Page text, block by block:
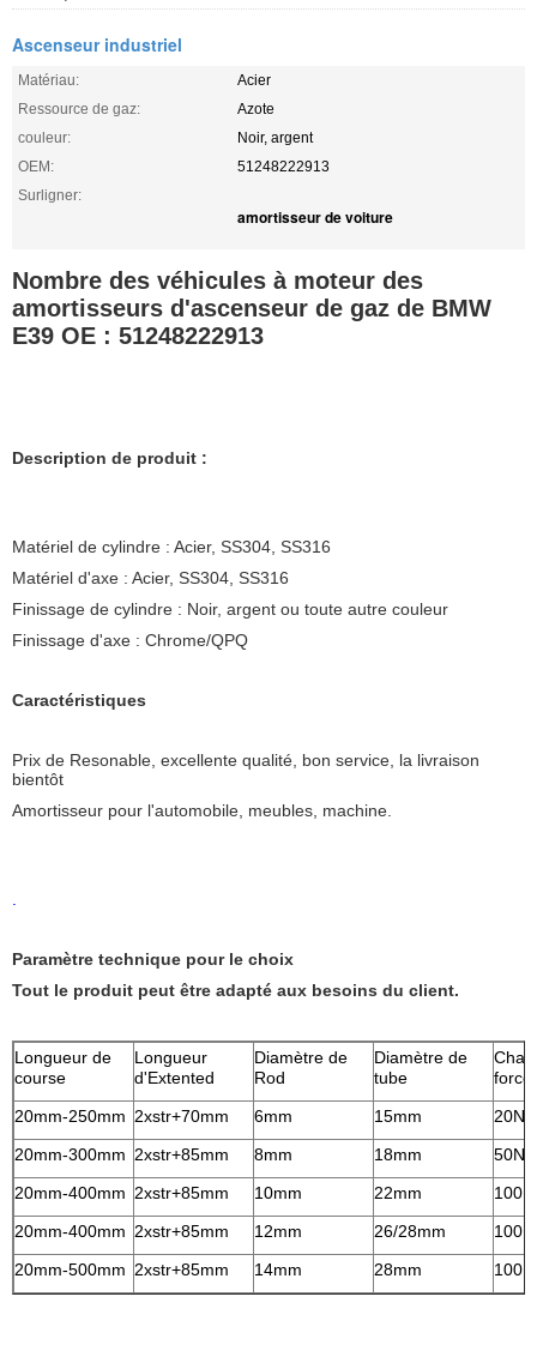
Ascenseur industriel
Matériau:
Acier
Ressource de gaz:
Azote
couleur:
Noir, argent
OEM:
51248222913
Surligner:
amortisseur de voiture
Nombre des véhicules à moteur des
amortisseurs d'ascenseur de gaz de BMW
E39 OE : 51248222913
Description de produit :
Matériel de cylindre : Acier, SS304, SS316
Matériel d'axe : Acier, SS304, SS316
Finissage de cylindre : Noir, argent ou toute autre couleur
Finissage d'axe : Chrome/QPQ
Caractéristiques
Prix de Resonable, excellente qualité, bon service, la livraison
bientôt
Amortisseur pour l'automobile, meubles, machine.
Paramètre technique pour le choix
Tout le produit peut être adapté aux besoins du client.
Longueur de
course
Longueur
d'Extented
Diamètre de
Rod
Diamètre de
tube
force
20mm-250mm 2xstr+70mm 6mm 15mm
20N-
20mm-300mm 2xstr+85mm 8mm 18mm
50N-
20mm-400mm 2xstr+85mm 10mm 22mm
20mm-400mm 2xstr+85mm 12mm 26/28mm
20mm-500mm 2xstr+85mm 14mm 28mm